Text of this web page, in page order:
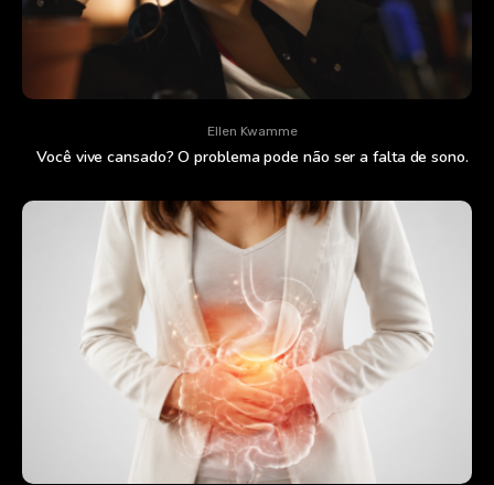
Ellen Kwamme
Você vive cansado? O problema pode não ser a falta de sono.